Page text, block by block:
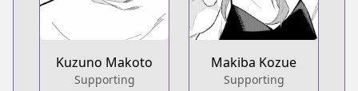
Kuzuno Makoto
Supporting
Makiba Kozue
Supporting